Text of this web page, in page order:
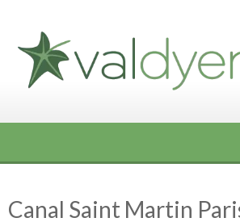
content
Canal Saint Martin